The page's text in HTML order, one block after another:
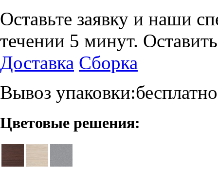
Оставьте заявку и наши
течении 5 минут.
Доставка Сборка
Вывоз упаковки:бесплатно
Цветовые решения: